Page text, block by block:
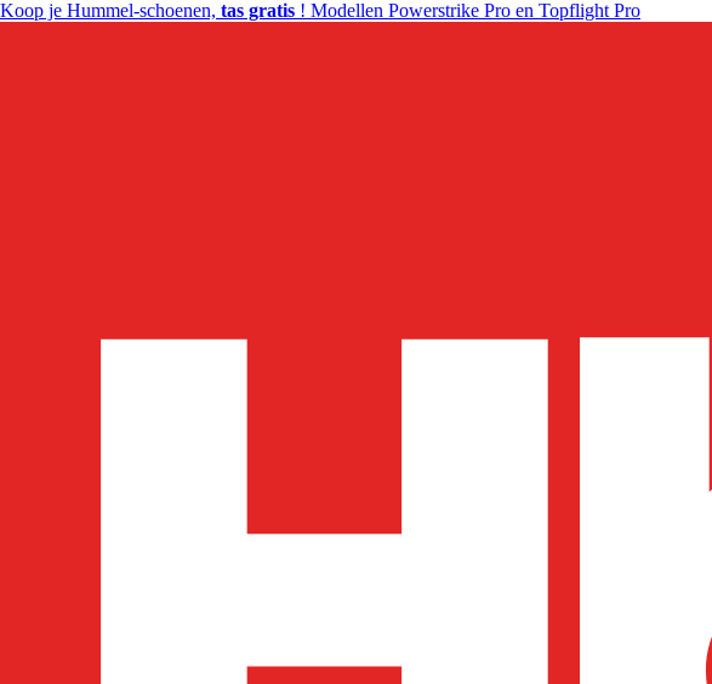
Koop je Hummel-schoenen, tas gratis ! Modellen Powerstrike Pro en Topflight Pro